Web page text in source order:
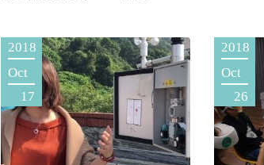
2018
Oct
17
2018
Oct
26